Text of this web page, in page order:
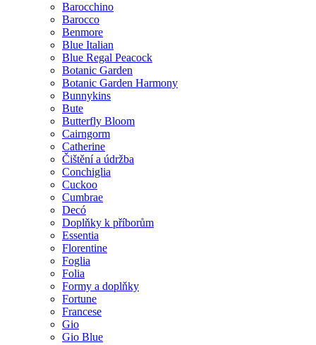
Barocchino
Barocco
Benmore
Blue Italian
Blue Regal Peacock
Botanic Garden
Botanic Garden Harmony
Bunnykins
Bute
Butterfly Bloom
Cairngorm
Catherine
Čištění a údržba
Conchiglia
Cuckoo
Cumbrae
Decó
Doplňky k příborům
Essentia
Florentine
Foglia
Folia
Formy a doplňky
Fortune
Francese
Gio
Gio Blue